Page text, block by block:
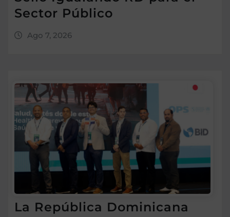
Sector Público
Ago 7, 2026
La República Dominicana